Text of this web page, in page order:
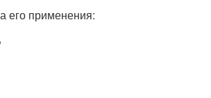
его применения: